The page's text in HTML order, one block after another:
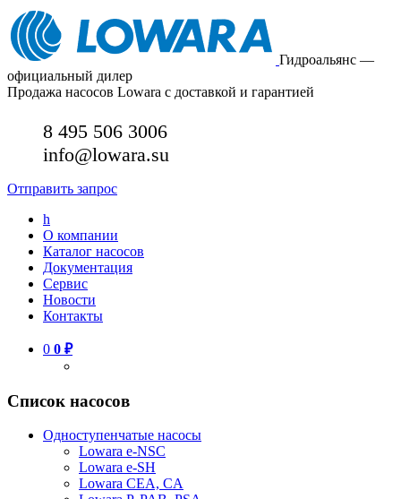
Гидроальянс —
официальный дилер
Продажа насосов Lowara с доставкой и гарантией
8 495 506 3006
info@lowara.su
Отправить запрос
h
О компании
Каталог насосов
Документация
Сервис
Новости
Контакты
0 0 ₽
Список насосов
Одноступенчатые насосы
Lowara e-NSC
Lowara e-SH
Lowara CEA, CA